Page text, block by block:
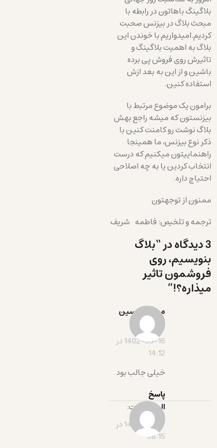
بلاگینگ باهاتون در رابطه با
مبحث بلاگ در بیزنس صحبت
کردیم.امیدواریم با خوندن این
بلاگ به اهمیت بلاگینگ و
تاثیرش روی فروش پی برده
باشین و از این به بعد ازش
استفاده کنین.
برامون یک موضوع مرتبط با
بیزنستون که میشه راجع بهش
بلاگ نوشت رو کامنت کنین با
ذکر نوع بیزنس، ما همینجا
راهنماییتون میکنیم که درست
انتخاب کردین یا به چه اصلاحی
احتیاچ داره.
ممنون از توجهتون
ترجمه و تلخیص: فاطمه شریف
3 دیدگاه در “ بلاگ
بنویسیم، روی
فروشمون تاثیر
میذاره؟!”
مرجان حسین
نژاد
گفت:
1402-05-16 در
14:12
خیلی جالب بود
پاسخ
المیرا
گفت:
1402-05-17 در
08:15